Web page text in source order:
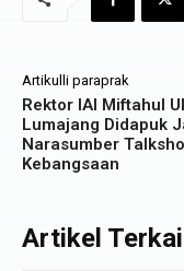
Artikulli paraprak
Rektor IAI Miftahul
Lumajang Didapuk
Narasumber
Kebangsaan
Artikel